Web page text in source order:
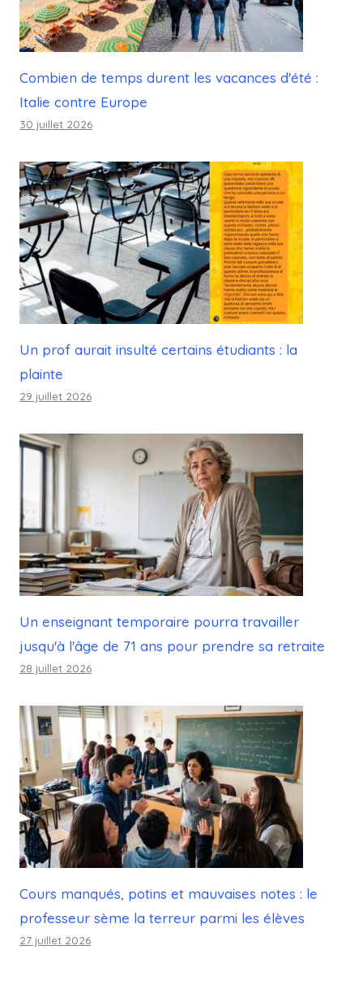
Combien de temps durent les vacances d'été :
Italie contre Europe
30 juillet 2026
Un prof aurait insulté certains étudiants : la
plainte
29 juillet 2026
Un enseignant temporaire pourra travailler
jusqu'à l'âge de 71 ans pour prendre sa retraite
28 juillet 2026
Cours manqués, potins et mauvaises notes : le
professeur sème la terreur parmi les élèves
27 juillet 2026